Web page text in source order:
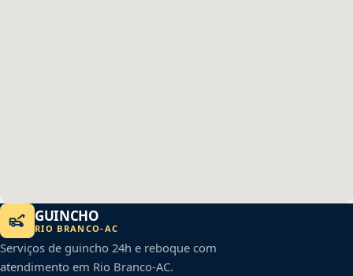
GUINCHO
RIO BRANCO-AC
Serviços de guincho 24h e reboque com
atendimento em Rio Branco-AC.